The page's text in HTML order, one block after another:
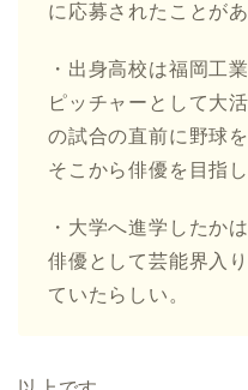
に応募されたことがあ
・出身高校は福岡工
ピッチャーとして大
の試合の直前に野球
そこから俳優を目指し
・大学へ進学したか
俳優として芸能界入
ていたらしい。